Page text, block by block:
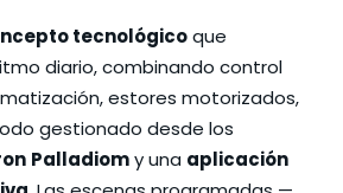
tecnológicoque
diario, combinando control
estores motorizados,
gestionado desde los
Palladiomy una aplicación